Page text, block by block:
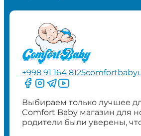
+998 91 164 8125
Следите за нами на Facebook
Следите за нами в
Следите за нами в
Следите за нами в
Выбираем только лучшее
Comfort Baby магазин для
родители были уверены,